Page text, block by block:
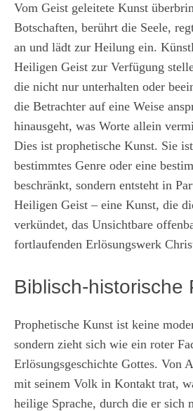
Vom Geist geleitete Kunst
Botschaften, berührt die Seele,
an und lädt zur Heilung ein.
Heiligen Geist zur Verfügung
die nicht nur unterhalten oder
die Betrachter auf eine Weise
hinausgeht, was Worte allein
Dies ist prophetische Kunst. Sie
bestimmtes Genre oder eine
beschränkt, sondern entsteht in
Heiligen Geist – eine Kunst, die
verkündet, das Unsichtbare
fortlaufenden Erlösungswerk
Biblisch-historische
Prophetische Kunst ist keine
sondern zieht sich wie ein roter
Erlösungsgeschichte Gottes. Von
mit seinem Volk in Kontakt trat,
heilige Sprache, durch die er